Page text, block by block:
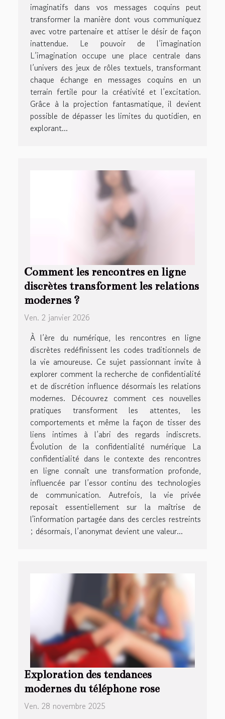
imaginatifs dans vos messages coquins peut
transformer la manière dont vous communiquez
avec votre partenaire et attiser le désir de façon
inattendue. Le pouvoir de l’imagination
L’imagination occupe une place centrale dans
l’univers des jeux de rôles textuels, transformant
chaque échange en messages coquins en un
terrain fertile pour la créativité et l’excitation.
Grâce à la projection fantasmatique, il devient
possible de dépasser les limites du quotidien, en
explorant...
Comment les rencontres en ligne
discrètes transforment les relations
modernes ?
Ven. 2 janvier 2026
À l’ère du numérique, les rencontres en ligne
discrètes redéfinissent les codes traditionnels de
la vie amoureuse. Ce sujet passionnant invite à
explorer comment la recherche de confidentialité
et de discrétion influence désormais les relations
modernes. Découvrez comment ces nouvelles
pratiques transforment les attentes, les
comportements et même la façon de tisser des
liens intimes à l’abri des regards indiscrets.
Évolution de la confidentialité numérique La
confidentialité dans le contexte des rencontres
en ligne connaît une transformation profonde,
influencée par l’essor continu des technologies
de communication. Autrefois, la vie privée
reposait essentiellement sur la maîtrise de
l'information partagée dans des cercles restreints
; désormais, l’anonymat devient une valeur...
Exploration des tendances
modernes du téléphone rose
Ven. 28 novembre 2025